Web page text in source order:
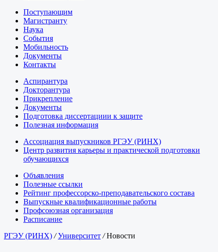
Поступающим
Магистранту
Наука
События
Мобильность
Документы
Контакты
Аспирантура
Докторантура
Прикрепление
Документы
Подготовка диссертациии к защите
Полезная информация
Ассоциация выпускников РГЭУ (РИНХ)
Центр развития карьеры и практической подготовки
обучающихся
Объявления
Полезные ссылки
Рейтинг профессорско-преподавательского состава
Выпускные квалификационные работы
Профсоюзная организация
Расписание
РГЭУ (РИНХ) /Университет /Новости